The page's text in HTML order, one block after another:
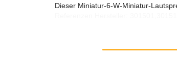
Dieser Miniatur-6-W-Miniatur-